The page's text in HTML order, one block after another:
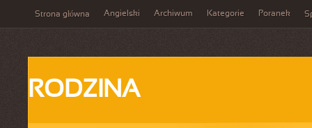
Strona główna Angielski Archiwum Kategorie Poranek
RODZINA